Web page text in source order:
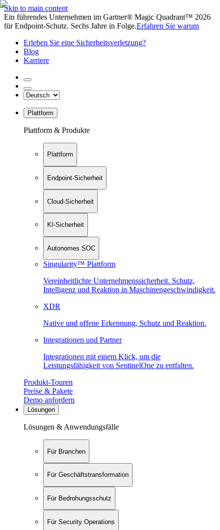
Skip to main content
Ein führendes Unternehmen im Gartner® Magic Quadrant™ 2026
für Endpoint-Schutz. Sechs Jahre in Folge.Erfahren Sie warum
Erleben Sie eine Sicherheitsverletzung?
Blog
Karriere
Plattform
Plattform & Produkte
Plattform
Endpoint-Sicherheit
Cloud-Sicherheit
KI-Sicherheit
Autonomes SOC
Singularity™ Plattform
Vereinheitlichte Unternehmenssicherheit. Schutz,
Intelligenz und Reaktion in Maschinen­geschwindigkeit.
XDR
Native und offene Erkennung, Schutz und Reaktion.
Integrationen und Partner
Integrationen mit einem Klick, um die
Leistungsfähigkeit von SentinelOne zu entfalten.
Produkt-Touren
Preise & Pakete
Demo anfordern
Lösungen
Lösungen & Anwendungsfälle
Für Branchen
Für Geschäftstransformation
Für Bedrohungsschutz
Für Security Operations